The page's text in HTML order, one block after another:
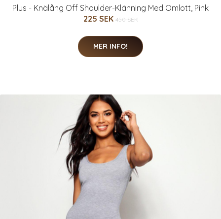
Plus - Knälång Off Shoulder-Klänning Med Omlott, Pink
225 SEK 450 SEK
MER INFO!